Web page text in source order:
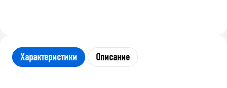
Характеристики Описание